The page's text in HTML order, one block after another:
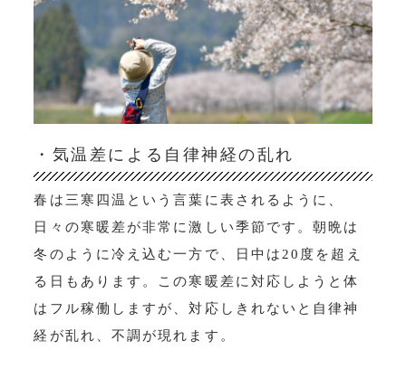
・気温差による自律神経の乱れ
春は三寒四温という言葉に表されるように、
日々の寒暖差が非常に激しい季節です。朝晩は
冬のように冷え込む一方で、日中は20度を超え
る日もあります。この寒暖差に対応しようと体
はフル稼働しますが、対応しきれないと自律神
経が乱れ、不調が現れます。